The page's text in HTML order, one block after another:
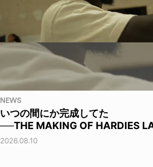
NEWS
いつの間にか完成してた
──THE MAKING OF HARDIES
2026.08.10